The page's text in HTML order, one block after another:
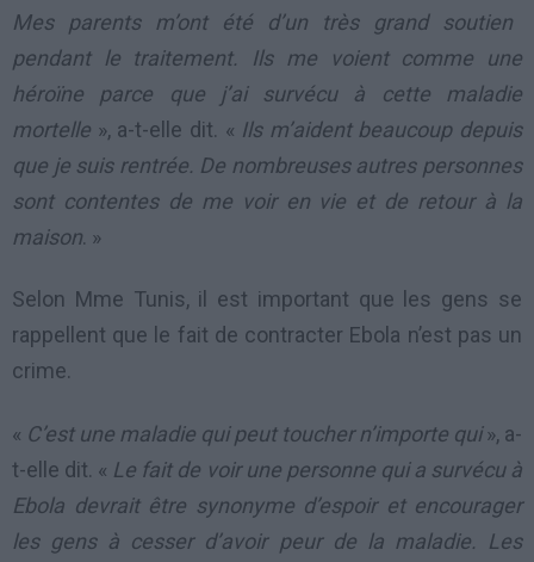
Mes parents m’ont été d’un très grand soutien
pendant le traitement. Ils me voient comme une
héroïne parce que j’ai survécu à cette maladie
mortelle », a-t-elle dit. « Ils m’aident beaucoup depuis
que je suis rentrée. De nombreuses autres personnes
sont contentes de me voir en vie et de retour à la
maison. »
Selon Mme Tunis, il est important que les gens se
rappellent que le fait de contracter Ebola n’est pas un
crime.
« C’est une maladie qui peut toucher n’importe qui», a-
t-elle dit. « Le fait de voir une personne qui a survécu à
Ebola devrait être synonyme d’espoir et encourager
les gens à cesser d’avoir peur de la maladie. Les